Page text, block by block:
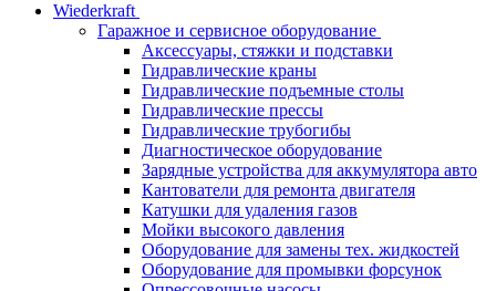
Wiederkraft
Гаражное и сервисное оборудование
Аксессуары, стяжки и подставки
Гидравлические краны
Гидравлические подъемные столы
Гидравлические прессы
Гидравлические трубогибы
Диагностическое оборудование
Зарядные устройства для аккумулятора авто
Кантователи для ремонта двигателя
Катушки для удаления газов
Мойки высокого давления
Оборудование для замены тех. жидкостей
Оборудование для промывки форсунок